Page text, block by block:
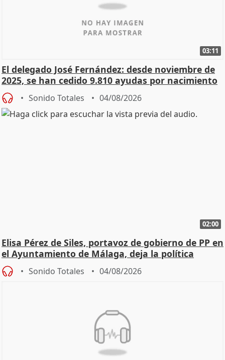
03:11
El delegado José Fernández: desde noviembre de
2025, se han cedido 9.810 ayudas por nacimiento
Sonido Totales 04/08/2026
02:00
Elisa Pérez de Siles, portavoz de gobierno de PP en
el Ayuntamiento de Málaga, deja la política
Sonido Totales 04/08/2026